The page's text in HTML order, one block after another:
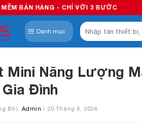
- CHỈ VỚI 3 BƯỚC
Danh mục
Tìm
kiếm:
Mini Năng Lượng
Đình
Bởi: Admin / 20 Tháng 6, 2024